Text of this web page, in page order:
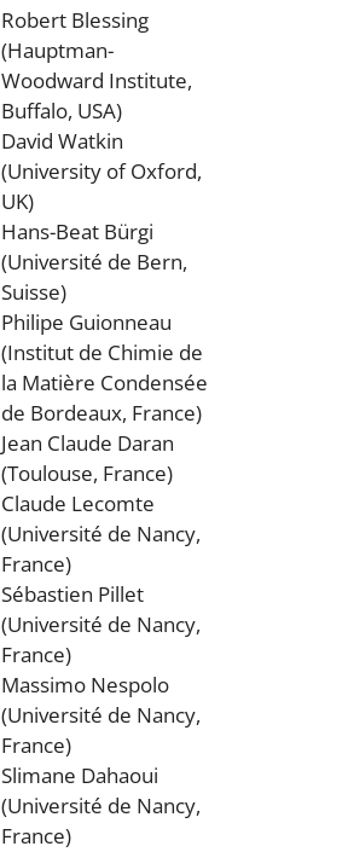
Robert Blessing
(Hauptman-
Woodward Institute,
Buffalo, USA)
David Watkin
(University of Oxford,
UK)
Hans-Beat Bürgi
(Université de Bern,
Suisse)
Philipe Guionneau
(Institut de Chimie de
la Matière Condensée
de Bordeaux, France)
Jean Claude Daran
(Toulouse, France)
Claude Lecomte
(Université de Nancy,
France)
Sébastien Pillet
(Université de Nancy,
France)
Massimo Nespolo
(Université de Nancy,
France)
Slimane Dahaoui
(Université de Nancy,
France)